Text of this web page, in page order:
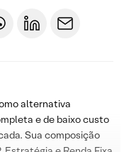
alternativa
e de baixo custo
Sua composição